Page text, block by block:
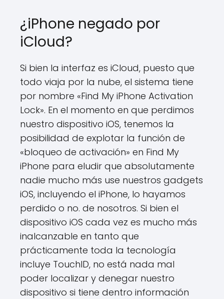
¿iPhone negado por
iCloud?
Si bien la interfaz es iCloud, puesto que
todo viaja por la nube, el sistema tiene
por nombre «Find My iPhone Activation
Lock». En el momento en que perdimos
nuestro dispositivo iOS, tenemos la
posibilidad de explotar la función de
«bloqueo de activación» en Find My
iPhone para eludir que absolutamente
nadie mucho más use nuestros gadgets
iOS, incluyendo el iPhone, lo hayamos
perdido o no. de nosotros. Si bien el
dispositivo iOS cada vez es mucho más
inalcanzable en tanto que
prácticamente toda la tecnología
incluye TouchID, no está nada mal
poder localizar y denegar nuestro
dispositivo si tiene dentro información